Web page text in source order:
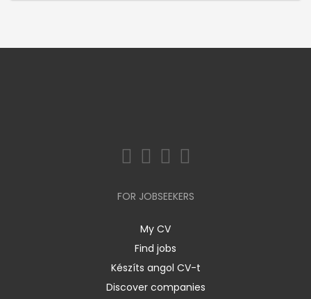
FOR JOBSEEKERS
My CV
Find jobs
Készíts angol CV-t
Discover companies